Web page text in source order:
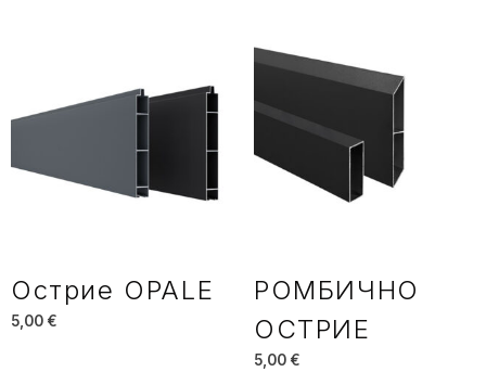
Острие OPALE
5,00 €
РОМБИЧНО
ОСТРИЕ
5,00 €